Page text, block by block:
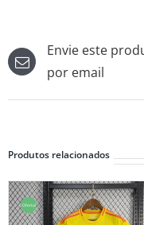
Envie este
por email
Produtos relacionados
Oferta!